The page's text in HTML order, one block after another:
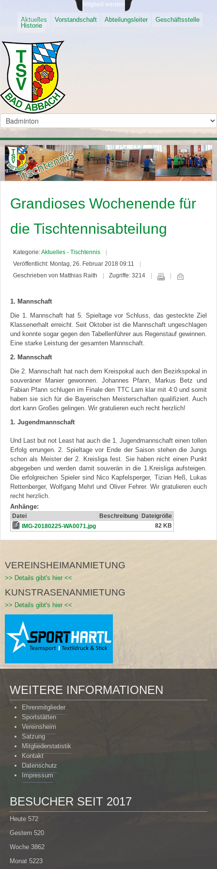
Mitglied werden
Aktuelles Vorstandschaft Abteilungsleiter
Geschäftsstelle
Historie
Grandioses Wochenende für
die Tischtennisabteilung
Kategorie:Aktuelles - Tischtennis
Veröffentlicht: Montag, 26. Februar 2018 09:11
Geschrieben von Matthias Raith
Zugriffe: 3214
1. Mannschaft
Die 1. Mannschaft hat 5. Spieltage vor Schluss, das gesteckte Ziel
Klassenerhalt erreicht. Seit Oktober ist die Mannschaft ungeschlagen
und konnte sogar gegen den Tabellenführer aus Regenstauf gewinnen.
Eine starke Leistung der gesamten Mannschaft.
2. Mannschaft
Die 2. Mannschaft hat nach dem Kreispokal auch den Bezirkspokal in
souveräner Manier gewonnen. Johannes Pfann, Markus Betz und
Fabian Pfann schlugen im Finale den TTC Lam klar mit 4:0 und somit
haben sie sich für die Bayerischen Meisterschaften qualifiziert. Auch
dort kann Großes gelingen. Wir gratulieren euch recht herzlich!
1. Jugendmannschaft
Und Last but not Least hat auch die 1. Jugendmannschaft einen tollen
Erfolg errungen. 2. Spieltage vor Ende der Saison stehen die Jungs
schon als Meister der 2. Kreisliga fest. Sie haben nicht einen Punkt
abgegeben und werden damit souverän in die 1.Kreisliga aufsteigen.
Die erfolgreichen Spieler sind Nico Kapfelsperger, Tizian Heß, Lukas
Rettenberger, Wolfgang Mehrl und Oliver Fehrer. Wir gratulieren euch
recht herzlich.
Anhänge:
Datei Beschreibung
Dateigröße
IMG-20180225-WA0071.jpg
82 KB
VEREINSHEIMANMIETUNG
>> Details gibt's hier <<
KUNSTRASENANMIETUNG
>> Details gibt's hier <<
WEITERE INFORMATIONEN
Ehrenmitglieder
Sportstätten
Vereinsheim
Satzung
Mitgliederstatistik
Kontakt
Datenschutz
Impressum
BESUCHER SEIT 2017
Heute 572
Gestern 520
Woche 3862
Monat 5223